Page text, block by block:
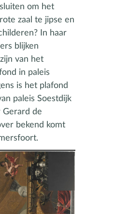
om het
zaal te jipse en
In haar
blijken
van het
in paleis
is het plafond
paleis Soestdijk
Gerard de
bekend komt